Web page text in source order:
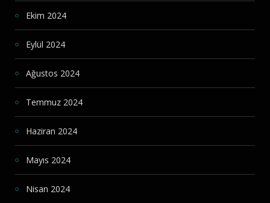
Ekim 2024
Eylül 2024
Ağustos 2024
Temmuz 2024
Haziran 2024
Mayıs 2024
Nisan 2024